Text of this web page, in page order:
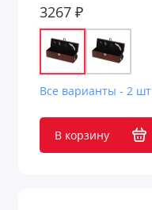
3267 ₽
Все варианты - 2 шт
В корзину